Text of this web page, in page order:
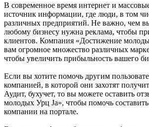
В современное время интернет и
источник информации, где люди, в том
различных предприятий. Не важно, чем
любому бизнесу нужна реклама, чтобы
клиентов. Компания «Достижение
вам огромное множество различных
чтобы увеличить прибыльность вашего
Если вы хотите помочь другим
компанией, в которой они захотят
Аудит, бухучет, то вы можете оставить
молодых Урц Ja», чтобы помочь
компании на портале.